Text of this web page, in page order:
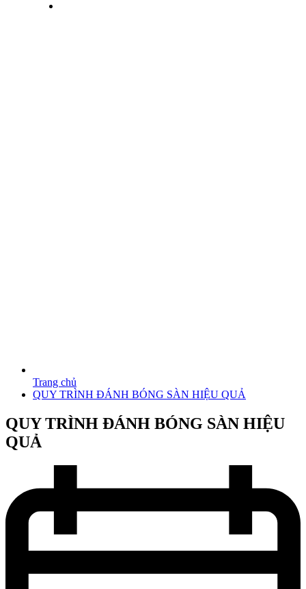
Trang chủ
QUY TRÌNH ĐÁNH BÓNG SÀN HIỆU QUẢ
QUY TRÌNH ĐÁNH BÓNG SÀN HIỆU
QUẢ